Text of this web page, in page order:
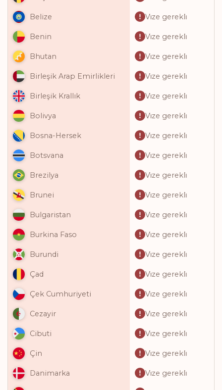
Belize Vi̇ze gerekli̇
Benin Vi̇ze gerekli̇
Bhutan Vi̇ze gerekli̇
Birleşik Arap Emirlikleri Vi̇ze gerekli̇
Birleşik Krallık Vi̇ze gerekli̇
Bolivya Vi̇ze gerekli̇
Bosna-Hersek Vi̇ze gerekli̇
Botsvana Vi̇ze gerekli̇
Brezilya Vi̇ze gerekli̇
Brunei Vi̇ze gerekli̇
Bulgaristan Vi̇ze gerekli̇
Burkina Faso Vi̇ze gerekli̇
Burundi Vi̇ze gerekli̇
Çad Vi̇ze gerekli̇
Çek Cumhuriyeti Vi̇ze gerekli̇
Cezayir Vi̇ze gerekli̇
Cibuti Vi̇ze gerekli̇
Çin Vi̇ze gerekli̇
Danimarka Vi̇ze gerekli̇